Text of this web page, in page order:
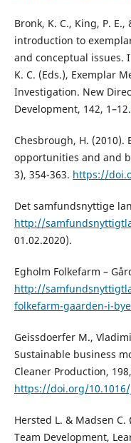
Bronk, K. C., King, P.
introduction to
and conceptual issues.
K. C. (Eds.), Exemplar
Investigation. New
Development, 142, 1–12.
Chesbrough, H. (2010).
opportunities and and
3), 354-363. https://
Det samfundsnyttige
http://
01.02.2020).
Egholm Folkefarm –
http://
folkefarm-gaarden-i-
Geissdoerfer M.,
Sustainable business
Cleaner Production,
https://doi.org/
Hersted L. & Madsen
Team Development,